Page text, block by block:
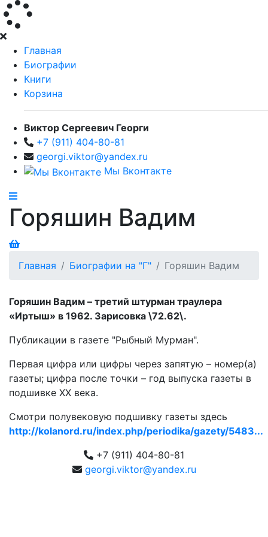
Главная
Биографии
Книги
Корзина
Виктор Сергеевич Георги
+7 (911) 404-80-81
georgi.viktor@yandex.ru
Мы Вконтакте
Горяшин Вадим
Главная Биографии на "Г" Горяшин Вадим
Горяшин Вадим – третий штурман траулера
«Иртыш» в 1962. Зарисовка \72.62\.
Публикации в газете "Рыбный Мурман".
Первая цифра или цифры через запятую – номер(а)
газеты; цифра после точки – год выпуска газеты в
подшивке ХХ века.
Смотри полувековую подшивку газеты здесь
http://kolanord.ru/index.php/periodika/gazety/5483...
+7 (911) 404-80-81
georgi.viktor@yandex.ru